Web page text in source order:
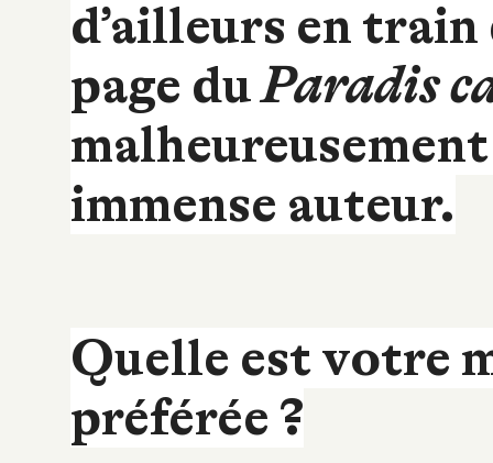
d’ailleurs en
page duParadis
immense auteur.
Quelle est votre
préférée ?